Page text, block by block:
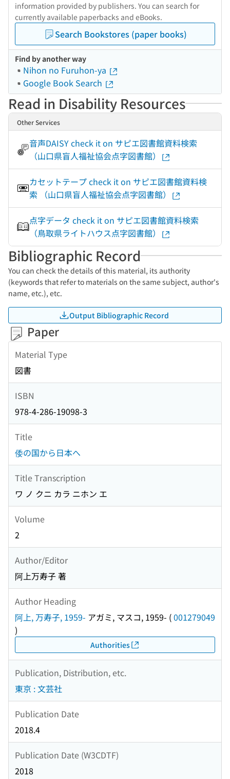
information provided by publishers. You can search for
currently available paperbacks and eBooks.
Search Bookstores (paper books)
Find by another way
Nihon no Furuhon-ya
Google Book Search
Read in Disability Resources
Other Services
音声DAISY check it on サピエ図書館資料検索
（山口県盲人福祉協会点字図書館）
カセットテープ check it on サピエ図書館資料検
索 （山口県盲人福祉協会点字図書館）
点字データ check it on サピエ図書館資料検索
（鳥取県ライトハウス点字図書館）
Bibliographic Record
You can check the details of this material, its authority
(keywords that refer to materials on the same subject, author's
name, etc.), etc.
Output Bibliographic Record
Paper
Material Type
図書
ISBN
978-4-286-19098-3
Title
倭の国から日本へ
Title Transcription
ワ ノ クニ カラ ニホン エ
Volume
2
Author/Editor
阿上万寿子 著
Author Heading
阿上, 万寿子, 1959- アガミ, マスコ, 1959- (001279049
)
Authorities
Publication, Distribution, etc.
東京 : 文芸社
Publication Date
2018.4
Publication Date (W3CDTF)
2018